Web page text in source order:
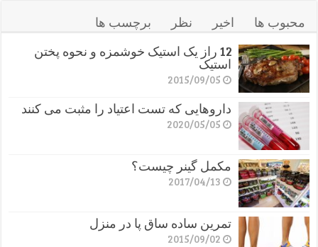
محبوب ها اخیر نظر
برچسب ها
12 راز یک استیک خوشمزه و نحوه پختن
استیک
2015/09/05
داروهایی که تست اعتیاد را مثبت می کنند
2020/05/05
مکمل گینر چیست؟
2017/04/13
تمرین ساده ساق پا در منزل
2015/09/02